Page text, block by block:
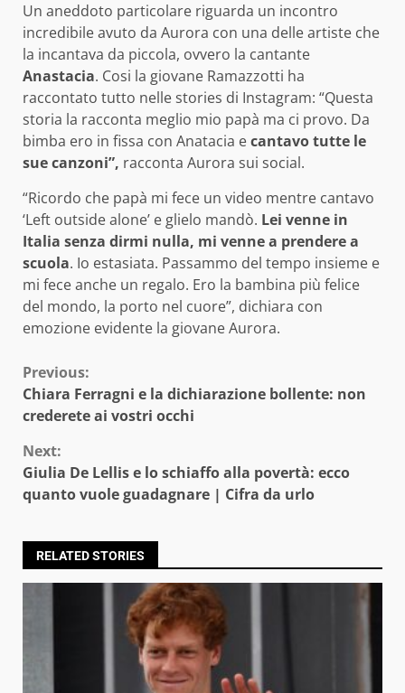
Un aneddoto particolare riguarda un incontro
incredibile avuto da Aurora con una delle artiste che
la incantava da piccola, ovvero la cantante
Anastacia. Cosi la giovane Ramazzotti ha
raccontato tutto nelle stories di Instagram: “Questa
storia la racconta meglio mio papà ma ci provo. Da
bimba ero in fissa con Anatacia ecantavo tutte le
sue canzoni”, racconta Aurora sui social.
“Ricordo che papà mi fece un video mentre cantavo
‘Left outside alone’ e glielo mandò. Lei venne in
Italia senza dirmi nulla, mi venne a prendere a
scuola. Io estasiata. Passammo del tempo insieme e
mi fece anche un regalo. Ero la bambina più felice
del mondo, la porto nel cuore”, dichiara con
emozione evidente la giovane Aurora.
Continue
Reading
Previous:
Chiara Ferragni e la dichiarazione bollente: non
crederete ai vostri occhi
Next:
Giulia De Lellis e lo schiaffo alla povertà: ecco
quanto vuole guadagnare | Cifra da urlo
RELATED STORIES